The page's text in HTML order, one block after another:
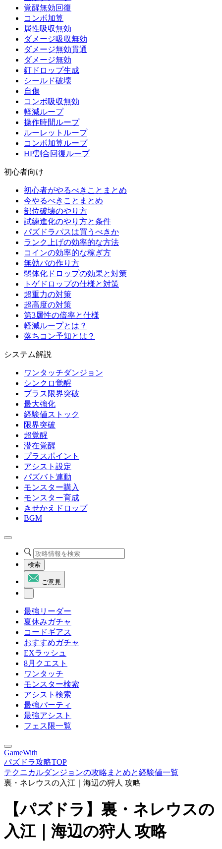
覚醒無効回復
コンボ加算
属性吸収無効
ダメージ吸収無効
ダメージ無効貫通
ダメージ無効
釘ドロップ生成
シールド破壊
自傷
コンボ吸収無効
軽減ループ
操作時間ループ
ルーレットループ
コンボ加算ループ
HP割合回復ループ
初心者向け
初心者がやるべきことまとめ
今やるべきことまとめ
部位破壊のやり方
試練進化のやり方と条件
パズドラパスは買うべきか
ランク上げの効率的な方法
コインの効率的な稼ぎ方
無効パの作り方
弱体化ドロップの効果と対策
トゲドロップの仕様と対策
超重力の対策
超高度の対策
第3属性の倍率と仕様
軽減ループとは？
落ちコン予知とは？
システム解説
ワンタッチダンジョン
シンクロ覚醒
プラス限界突破
最大強化
経験値ストック
限界突破
超覚醒
潜在覚醒
プラスポイント
アシスト設定
パズバト連動
モンスター購入
モンスター育成
きせかえドロップ
BGM
検索
ご意見
最強リーダー
夏休みガチャ
コードギアス
おすすめガチャ
EXラッシュ
8月クエスト
ワンタッチ
モンスター検索
アシスト検索
最強パーティ
最強アシスト
フェス限一覧
GameWith
パズドラ攻略TOP
テクニカルダンジョンの攻略まとめと経験値一覧
裏・ネレウスの入江｜海辺の狩人 攻略
【パズドラ】裏・ネレウスの
入江｜海辺の狩人 攻略